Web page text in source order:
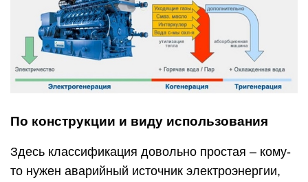
По конструкции и виду использования
Здесь классификация довольно простая – кому-
то нужен аварийный источник электроэнергии,